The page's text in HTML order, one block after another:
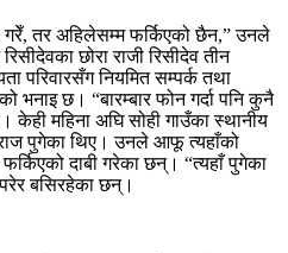
तर अहिलेसम्म फर्किएको छैन,” उनले
छोरा राजी रिसीदेव तीन
परिवारसँग नियमित सम्पर्क तथा
छ। “बारम्बार फोन गर्दा पनि कुनै
महिना अघि सोही गाउँका स्थानीय
पुगेका थिए। उनले आफू त्यहाँको
दाबी गरेका छन्। “त्यहाँ पुगेका
बसिरहेका छन्।